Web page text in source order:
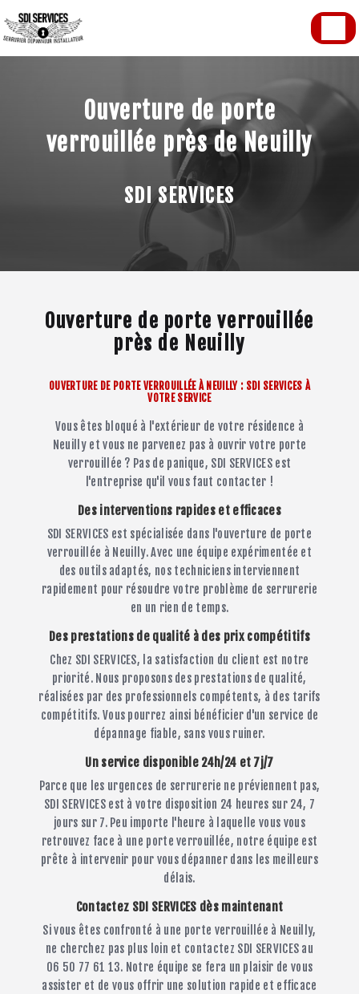
Ouverture de porte
verrouillée près de Neuilly
SDI SERVICES
Ouverture de porte verrouillée
près de Neuilly
OUVERTURE DE PORTE VERROUILLÉE À NEUILLY : SDI SERVICES À
VOTRE SERVICE
Vous êtes bloqué à l'extérieur de votre résidence à
Neuilly et vous ne parvenez pas à ouvrir votre porte
verrouillée ? Pas de panique, SDI SERVICES est
l'entreprise qu'il vous faut contacter !
Des interventions rapides et efficaces
SDI SERVICES est spécialisée dans l'ouverture de porte
verrouillée à Neuilly. Avec une équipe expérimentée et
des outils adaptés, nos techniciens interviennent
rapidement pour résoudre votre problème de serrurerie
en un rien de temps.
Des prestations de qualité à des prix compétitifs
Chez SDI SERVICES, la satisfaction du client est notre
priorité. Nous proposons des prestations de qualité,
réalisées par des professionnels compétents, à des tarifs
compétitifs. Vous pourrez ainsi bénéficier d'un service de
dépannage fiable, sans vous ruiner.
Un service disponible 24h/24 et 7j/7
Parce que les urgences de serrurerie ne préviennent pas,
SDI SERVICES est à votre disposition 24 heures sur 24, 7
jours sur 7. Peu importe l'heure à laquelle vous vous
retrouvez face à une porte verrouillée, notre équipe est
prête à intervenir pour vous dépanner dans les meilleurs
délais.
Contactez SDI SERVICES dès maintenant
Si vous êtes confronté à une porte verrouillée à Neuilly,
ne cherchez pas plus loin et contactez SDI SERVICES au
06 50 77 61 13. Notre équipe se fera un plaisir de vous
assister et de vous offrir une solution rapide et efficace